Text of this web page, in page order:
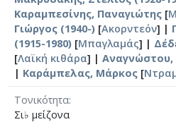
Καραμπεσίνης, Παναγιώτης [
Γιώργος (1940-) [Ακορντεόν] |
(1915-1980) [Μπαγλαμάς] |
[Λαϊκή κιθάρα] |
| Καράμπελας, Μάρκος [
Τονικότητα
Σι♭ μείζονα